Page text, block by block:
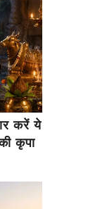
करें ये
कृपा